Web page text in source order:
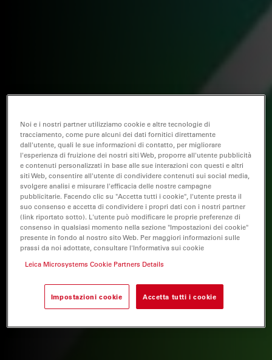
Noi e i nostri partner utilizziamo cookie e altre tecnologie di
tracciamento, come pure alcuni dei dati fornitici direttamente
dall'utente, quali le sue informazioni di contatto, per migliorare
l'esperienza di fruizione dei nostri siti Web, proporre all'utente pubblicità
e contenuti personalizzati in base alle sue interazioni con questi e altri
siti Web, consentire all'utente di condividere contenuti sui social media,
svolgere analisi e misurare l'efficacia delle nostre campagne
pubblicitarie. Facendo clic su "Accetta tutti i cookie", l'utente presta il
suo consenso e accetta di condividere i propri dati con i nostri partner
(link riportato sotto). L'utente può modificare le proprie preferenze di
consenso in qualsiasi momento nella sezione "Impostazioni dei cookie"
presente in fondo al nostro sito Web. Per maggiori informazioni sulle
prassi da noi adottate, consultare l'Informativa sui cookie
Leica Microsystems Cookie Partners Details
Impostazioni cookie Accetta tutti i cookie